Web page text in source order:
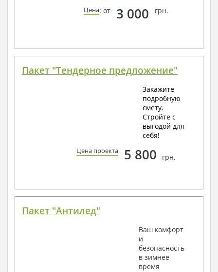
Цена: от 3 000 грн.
Пакет "Тендерное предложение"
Закажите
подробную
смету.
Стройте с
выгодой для
себя!
Цена проекта 5 800 грн.
Пакет "Антилед"
Ваш комфорт
и
безопасность
в зимнее
время